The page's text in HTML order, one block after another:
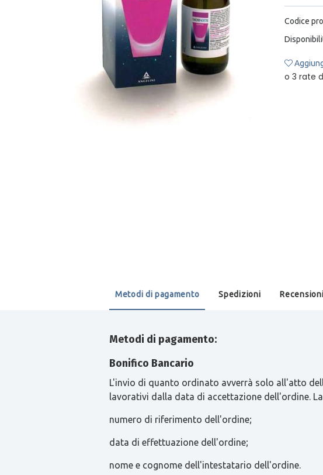
Codice
Metodi di pagamento Spedizioni Recensioni
Metodi di pagamento:
Bonifico Bancario
L'invio di quanto ordinato avverrà solo all'atto
lavorativi dalla data di accettazione dell'ordine.
numero di riferimento dell'ordine;
data di effettuazione dell'ordine;
nome e cognome dell'intestatario dell'ordine.